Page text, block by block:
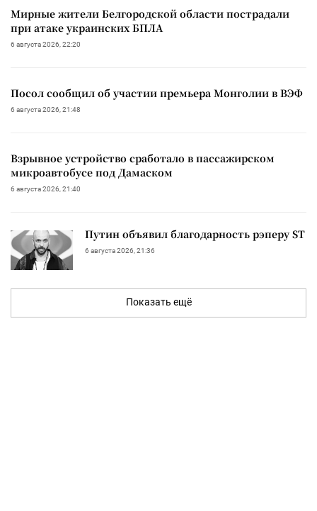
Мирные жители Белгородской области пострадали
при атаке украинских БПЛА
6 августа 2026, 22:20
Посол сообщил об участии премьера Монголии в ВЭФ
6 августа 2026, 21:48
Взрывное устройство сработало в пассажирском
микроавтобусе под Дамаском
6 августа 2026, 21:40
Путин объявил благодарность рэперу ST
6 августа 2026, 21:36
Показать ещё